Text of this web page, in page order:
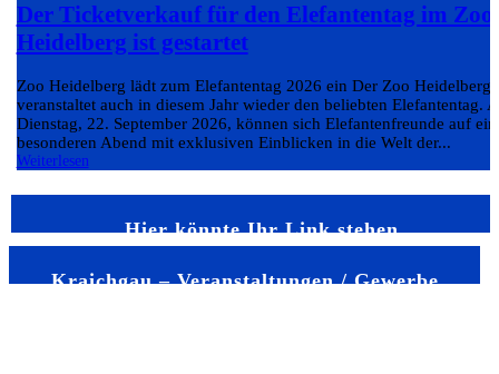
Der Ticketverkauf für den Elefantentag im Zoo
Heidelberg ist gestartet
Zoo Heidelberg lädt zum Elefantentag 2026 ein Der Zoo Heidelberg
veranstaltet auch in diesem Jahr wieder den beliebten Elefantentag.
Dienstag, 22. September 2026, können sich Elefantenfreunde auf
besonderen Abend mit exklusiven Einblicken in die Welt der...
Weiterlesen
Hier könnte Ihr Link stehen
Kraichgau – Veranstaltungen / Gewerbe